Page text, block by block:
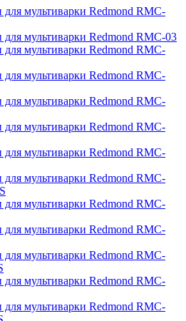
для мультиварки Redmond RMC-
для мультиварки Redmond RMC-03
для мультиварки Redmond RMC-
для мультиварки Redmond RMC-
для мультиварки Redmond RMC-
для мультиварки Redmond RMC-
для мультиварки Redmond RMC-
для мультиварки Redmond RMC-
для мультиварки Redmond RMC-
для мультиварки Redmond RMC-
для мультиварки Redmond RMC-
для мультиварки Redmond RMC-
для мультиварки Redmond RMC-